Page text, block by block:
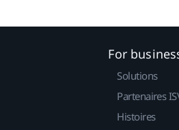
For
Solutions
Partenaires
Histoires